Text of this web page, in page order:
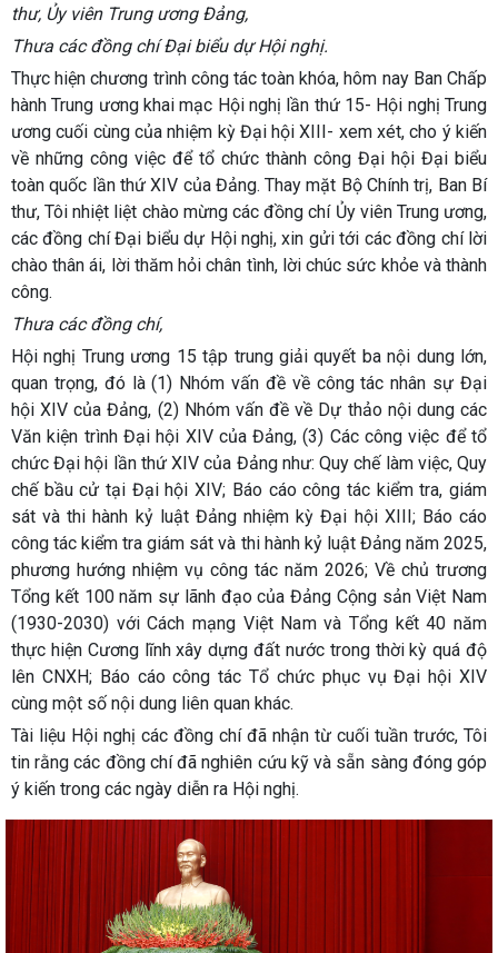
thư, Ủy viên Trung ương Đảng,
Thưa các đồng chí Đại biểu dự Hội nghị.
Thực hiện chương trình công tác toàn khóa, hôm nay Ban Chấp
hành Trung ương khai mạc Hội nghị lần thứ 15- Hội nghị Trung
ương cuối cùng của nhiệm kỳ Đại hội XIII- xem xét, cho ý kiến
về những công việc để tổ chức thành công Đại hội Đại biểu
toàn quốc lần thứ XIV của Đảng. Thay mặt Bộ Chính trị, Ban Bí
thư, Tôi nhiệt liệt chào mừng các đồng chí Ủy viên Trung ương,
các đồng chí Đại biểu dự Hội nghị, xin gửi tới các đồng chí lời
chào thân ái, lời thăm hỏi chân tình, lời chúc sức khỏe và thành
công.
Thưa các đồng chí,
Hội nghị Trung ương 15 tập trung giải quyết ba nội dung lớn,
quan trọng, đó là(1) Nhóm vấn đề về công tác nhân sự Đại
hội XIV của Đảng, (2)Nhóm vấn đề về Dự thảo nội dung các
Văn kiện trình Đại hội XIV của Đảng,(3) Các công việc để tổ
chức Đại hội lần thứ XIV của Đảng như: Quy chế làm việc, Quy
chế bầu cử tại Đại hội XIV; Báo cáo công tác kiểm tra, giám
sát và thi hành kỷ luật Đảng nhiệm kỳ Đại hội XIII; Báo cáo
công tác kiểm tra giám sát và thi hành kỷ luật Đảng năm 2025,
phương hướng nhiệm vụ công tác năm 2026; Về chủ trương
Tổng kết 100 năm sự lãnh đạo của Đảng Cộng sản Việt Nam
(1930-2030) với Cách mạng Việt Nam và Tổng kết 40 năm
thực hiện Cương lĩnh xây dựng đất nước trong thời kỳ quá độ
lên CNXH; Báo cáo công tác Tổ chức phục vụ Đại hội XIV
cùng một số nội dung liên quan khác.
Tài liệu Hội nghị các đồng chí đã nhận từ cuối tuần trước, Tôi
tin rằng các đồng chí đã nghiên cứu kỹ và sẵn sàng đóng góp
ý kiến trong các ngày diễn ra Hội nghị.